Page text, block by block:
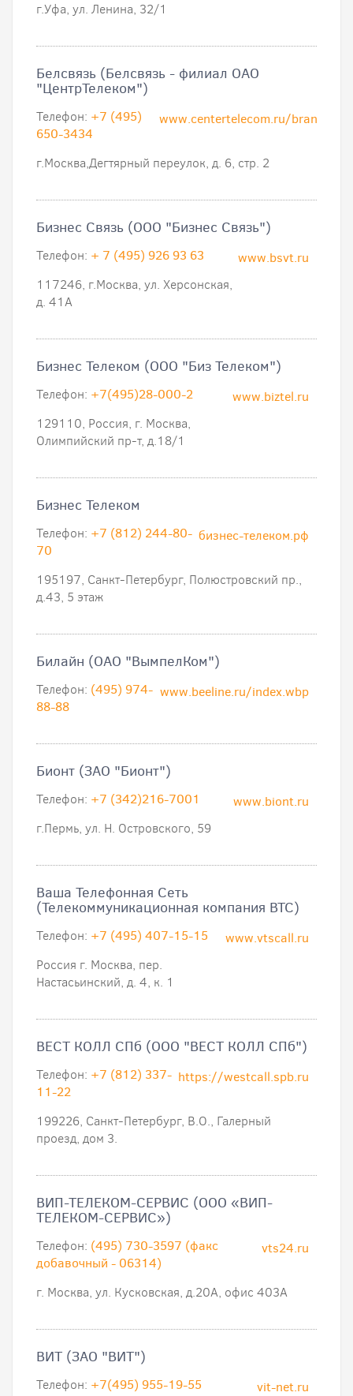
г.Уфа, ул. Ленина, 32/1
Белсвязь (Белсвязь - филиал ОАО
"ЦентрТелеком")
www.centertelecom.ru/
Телефон: +7 (495)
650-3434
г.Москва,Дегтярный переулок, д. 6, стр. 2
Бизнес Связь (ООО "Бизнес Связь")
www.bsvt.ru
Телефон: + 7 (495) 926 93 63
117246, г.Москва, ул. Херсонская,
д. 41А
Бизнес Телеком (ООО "Биз Телеком")
www.biztel.ru
Телефон: +7(495)28-000-2
129110, Россия, г. Москва,
Олимпийский пр-т, д.18/1
Бизнес Телеком
бизнес-телеком.рф
Телефон: +7 (812) 244-80-
70
195197, Санкт-Петербург, Полюстровский пр.,
д.43, 5 этаж
Билайн (ОАО "ВымпелКом")
www.beeline.ru/index.wbp
Телефон: (495) 974-
88-88
Бионт (ЗАО "Бионт")
www.biont.ru
Телефон: +7 (342)216-7001
г.Пермь, ул. Н. Островского, 59
Ваша Телефонная Сеть
(Телекоммуникационная компания ВТС)
www.vtscall.ru
Телефон: +7 (495) 407-15-15
Россия г. Москва, пер.
Настасьинский, д. 4, к. 1
ВЕСТ КОЛЛ СПб (ООО "ВЕСТ КОЛЛ СПб")
https://westcall.spb.ru
Телефон: +7 (812) 337-
11-22
199226, Санкт-Петербург, В.О., Галерный
проезд, дом 3.
ВИП-ТЕЛЕКОМ-СЕРВИС (ООО «ВИП-
ТЕЛЕКОМ-СЕРВИС»)
vts24.ru
Телефон: (495) 730-3597 (факс
добавочный - 06314)
г. Москва, ул. Кусковская, д.20А, офис 403А
ВИТ (ЗАО "ВИТ")
vit-net.ru
Телефон: +7(495) 955-19-55